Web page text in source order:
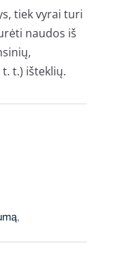
tiek vyrai turi
naudos iš
t.) išteklių.